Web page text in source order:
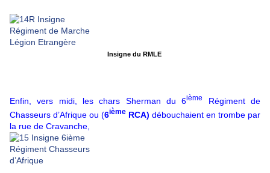
Insigne du RMLE
Enfin, vers midi, les chars Sherman du 6ième
Régiment de
Chasseurs d’Afrique ou (6ième RCA) débouchaient en trombe par
la rue de Cravanche,